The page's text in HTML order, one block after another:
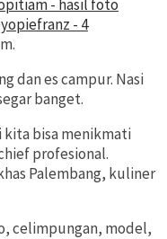
dan es campur. Nasi
banget.
kita bisa menikmati
profesional.
Palembang, kuliner
celimpungan, model,